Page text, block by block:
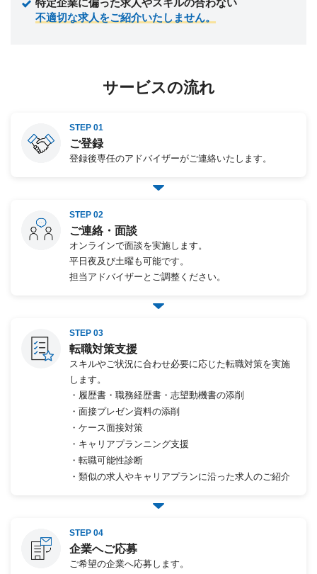
特定企業に偏った求人やスキルの合わない
不適切な求人をご紹介いたしません。
サービスの流れ
STEP 01
ご登録
登録後専任のアドバイザーがご連絡いたします。
STEP 02
ご連絡・面談
オンラインで面談を実施します。
平日夜及び土曜も可能です。
担当アドバイザーとご調整ください。
STEP 03
転職対策支援
スキルやご状況に合わせ必要に応じた転職対策を実施
します。
・履歴書・職務経歴書・志望動機書の添削
・面接プレゼン資料の添削
・ケース面接対策
・キャリアプランニング支援
・転職可能性診断
・類似の求人やキャリアプランに沿った求人のご紹介
STEP 04
企業へご応募
ご希望の企業へ応募します。